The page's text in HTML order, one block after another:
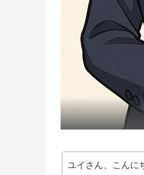
ユイさん、こんに